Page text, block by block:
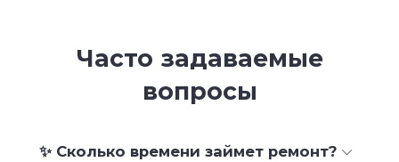
Часто задаваемые
вопросы
✨ Сколько времени займет ремонт?